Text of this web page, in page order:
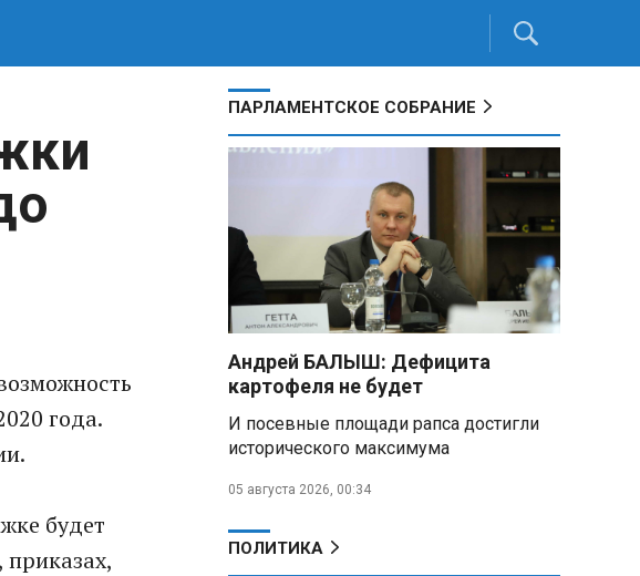
года.
будет
ПАРЛАМЕНТСКОЕ СОБРАНИЕ
Андрей БАЛЫШ: Дефицита
картофеля не будет
И посевные площади рапса достигли
исторического максимума
05 августа 2026, 00:34
ПОЛИТИКА